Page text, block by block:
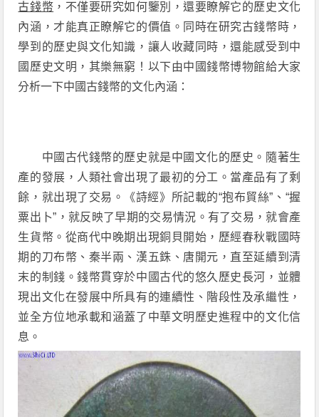
古錢幣 ，不僅要研究如何鑒別，還要瞭解它的歷史文化
內涵，才能真正瞭解它的價值。同時在研究古錢幣時，
學到的歷史與文化知識，讓人收藏同時，還能感受到中
國歷史文明，其樂無窮！以下由中國錢幣博物館給大家
分析一下中國古錢幣的文化內涵：
中國古代錢幣的歷史就是中國文化的歷史。隨著生
產的發展，人類社會出現了最初的分工。當產品有了剩
餘，就出現了交易。《詩經》所記載的“抱布貿絲”、“握
粟出卜”，就反映了早期的交易情況。有了交易，就會產
生貨幣。從商代中晚期出現銅貝開始，歷經春秋戰國時
期的刀布幣、秦半兩、漢五銖、唐開元，直至延續到清
末的制錢。錢幣貫穿於中國古代的悠久歷史長河，並體
現出文化在發展中所具有的連續性、階段性及承繼性，
並全方位地承載和涵蓋了中華文明歷史進程中的文化信
息。